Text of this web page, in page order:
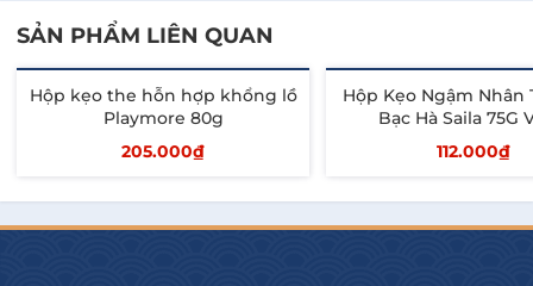
SẢN PHẨM LIÊN QUAN
Hộp kẹo the hỗn hợp khổng lồ
Playmore 80g
205.000₫
Thêm vào giỏ
Hộp Kẹo Ngậm Nhân
Bạc Hà Saila 75G
112.000₫
Thêm vào giỏ